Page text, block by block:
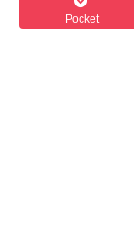
Pocket